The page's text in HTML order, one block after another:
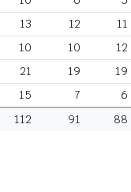
13 12 11
10 10 12
21 19 19
15 7 6
112 91 88